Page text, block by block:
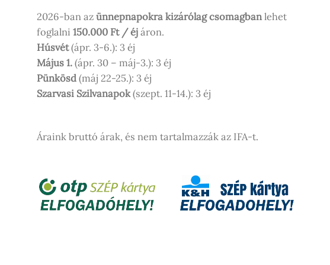
2026-ban azünnepnapokra kizárólag csomagbanlehet
foglalni 150.000 Ft / éjáron.
Húsvét(ápr. 3-6.): 3 éj
Május 1.(ápr. 30 – máj-3.): 3 éj
Pünkösd(máj 22-25.): 3 éj
Szarvasi Szilvanapok(szept. 11-14.): 3 éj
Áraink bruttó árak, és nem tartalmazzák az IFA-t.